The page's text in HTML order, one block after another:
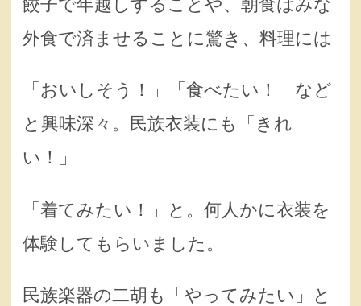
餃子で年越しすることや、朝食はみな
外食で済ませることに驚き、料理には
「おいしそう！」「食べたい！」など
と興味深々。民族衣装にも「きれ
い！」
「着てみたい！」と。何人かに衣装を
体験してもらいました。
民族楽器の二胡も「やってみたい」と